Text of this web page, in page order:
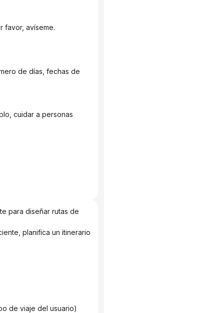
favor, avíseme.
para diseñar rutas de
de viaje del usuario)